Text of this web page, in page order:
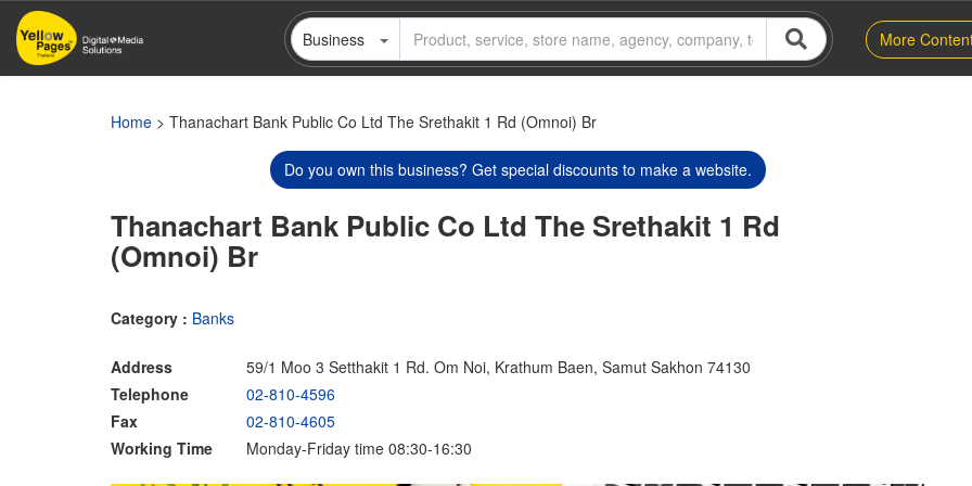
Skip
main
Business More
Home > Thanachart Bank Public Co Ltd The Srethakit 1 Rd (Omnoi) Br
Do you own this business? Get special discounts to make a website.
Thanachart Bank Public Co Ltd The Srethakit 1 Rd
(Omnoi) Br
Category : Banks
Address
59/1 Moo 3 Setthakit 1 Rd. Om Noi, Krathum Baen, Samut Sakhon 74130
Telephone
02-810-4596
Fax
02-810-4605
Working Time
Monday-Friday time 08:30-16:30